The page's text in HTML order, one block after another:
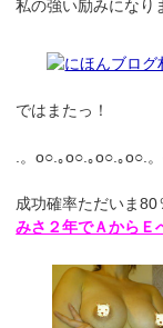
私の強い励みになり
ではまたっ！
.。o○.｡o○.｡o○.｡o○.
成功確率ただいま80
みさ２年でＡからＥ